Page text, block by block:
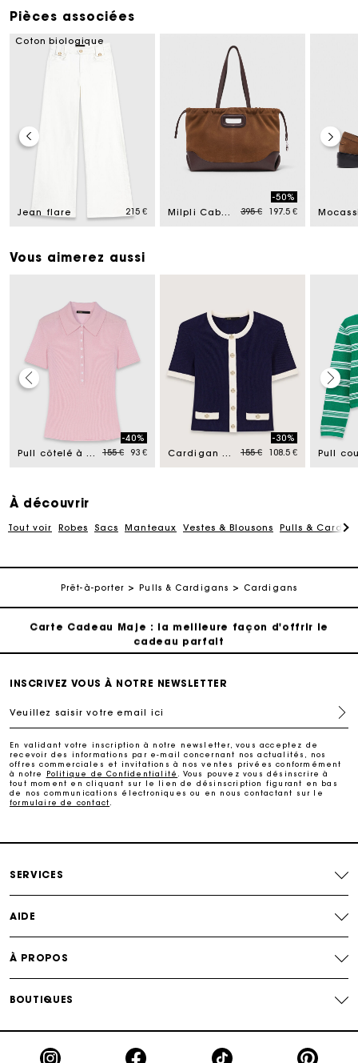
Pièces associées
from
Coton biologique
Jean flare 215 € Milpli Cabas en mix cuir & suède Price reduced from
395 €to
-50%
197.5 €
Vous aimerez aussi
from Pull côtelé à col polo Price reduced from
155 €to
-40%
93 €
Cardigan court à détails contrastés Price reduced from
155 €to
-30%
108.5 €
À découvrir
Tout voir Robes Sacs Manteaux Vestes & Blousons Pulls &
Prêt-à-porter Pulls & Cardigans Cardigans
Carte Cadeau Maje : la meilleure façon d'offrir le
cadeau parfait
Livraison à domicile offerte sous 2 jours ouvrés
Paiement en plusieurs fois sans frais
Suivi de commande
Carte Cadeau Maje : la meilleure façon d'offrir le
cadeau parfait
Livraison à domicile offerte sous 2 jours ouvrés
Echanges & Retours offerts
INSCRIVEZ VOUS À NOTRE NEWSLETTER
Veuillez saisir votre email ici
En validant votre inscription à notre newsletter, vous acceptez de
recevoir des informations par e-mail concernant nos actualités, nos
offres commerciales et invitations à nos ventes privées conformément
à notre
Politique de Confidentialité
. Vous pouvez vous désinscrire à
tout moment en cliquant sur le lien de désinscription figurant en bas
de nos communications électroniques ou en nous contactant sur le
formulaire de contact
SERVICES
AIDE
À PROPOS
BOUTIQUES